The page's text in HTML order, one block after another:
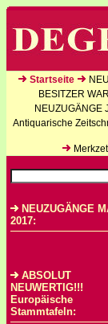
Startseite
BESITZER
NEUZUGÄNGE
Antiquarische
NEUZUGÄNGE
2017:
ABSOLUT
NEUWERTIG!!!
Europäische
Stammtafeln: